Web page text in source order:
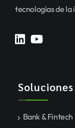
tecnologías de la
Soluciones
Bank &